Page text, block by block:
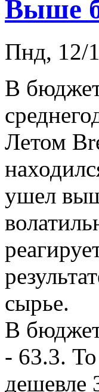
Выше
Пнд, 12/
В
Летом
ушел
сырье.
В
- 63.3. То
дешевле